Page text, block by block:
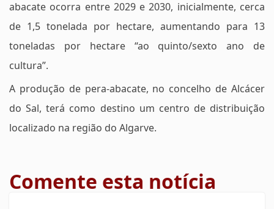
abacate ocorra entre 2029 e 2030, inicialmente, cerca
de 1,5 tonelada por hectare, aumentando para 13
toneladas por hectare “ao quinto/sexto ano de
cultura”.
A produção de pera-abacate, no concelho de Alcácer
do Sal, terá como destino um centro de distribuição
localizado na região do Algarve.
Comente esta notícia